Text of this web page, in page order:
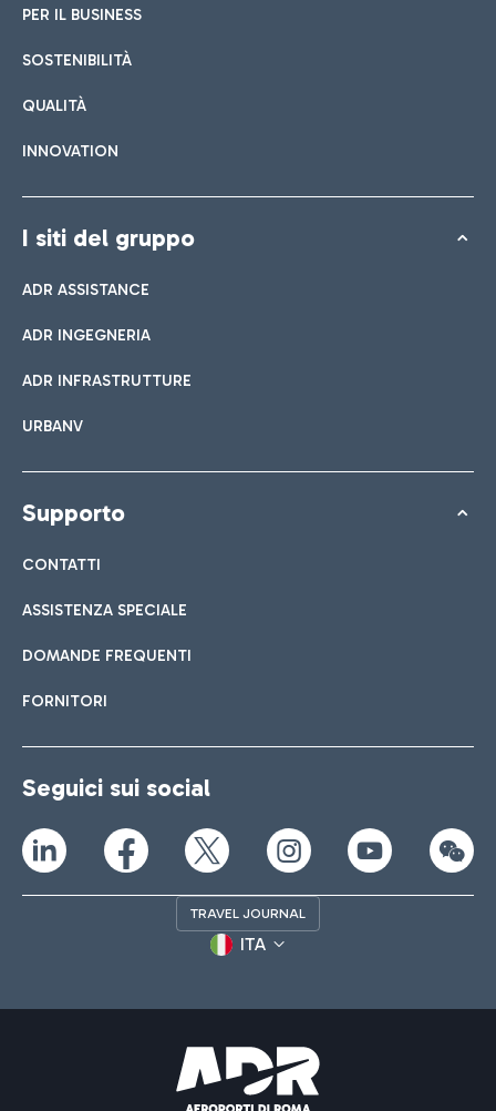
PER IL BUSINESS
SOSTENIBILITÀ
QUALITÀ
INNOVATION
I siti del gruppo
ADR ASSISTANCE
ADR INGEGNERIA
ADR INFRASTRUTTURE
URBANV
Supporto
CONTATTI
ASSISTENZA SPECIALE
DOMANDE FREQUENTI
FORNITORI
Seguici sui social
TRAVEL JOURNAL
ITA